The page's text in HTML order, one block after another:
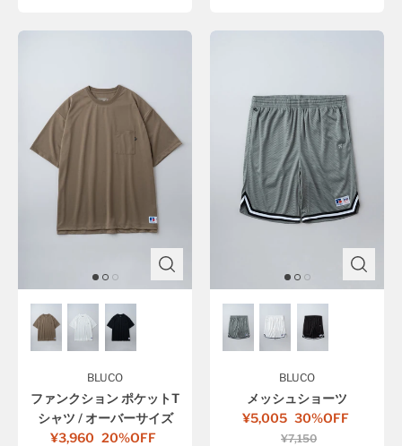
BLUCO
ファンクション ポケットT
シャツ / オーバーサイズ
¥3,960 20%OFF
BLUCO
メッシュショーツ
¥5,005 30%OFF
¥7,150